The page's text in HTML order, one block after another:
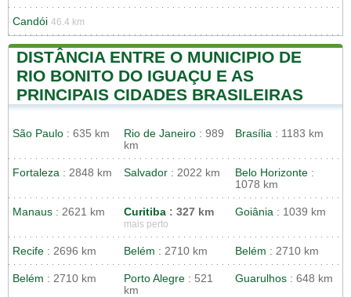
Candói 46.4 km
DISTÂNCIA ENTRE O MUNICIPIO DE
RIO BONITO DO IGUAÇU E AS
PRINCIPAIS CIDADES BRASILEIRAS
São Paulo : 635 km Rio de Janeiro : 989
km
Brasília : 1183 km
Fortaleza : 2848 km Salvador : 2022 km Belo Horizonte :
1078 km
Manaus : 2621 km Curitiba : 327 km
mais perto
Goiânia : 1039 km
Recife : 2696 km Belém : 2710 km Belém : 2710 km
Belém : 2710 km Porto Alegre : 521
km
Guarulhos : 648 km